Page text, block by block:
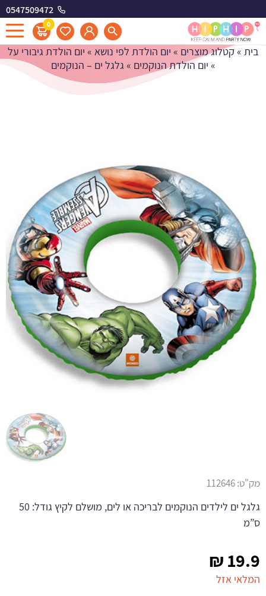
0547509472
0
גלגל ים - הנוקמים
בית » קטלוג מוצרים » יום הולדת לפי נושא » יום הולדת גיבורי על
» יום הולדת הנוקמים » גלגל ים – הנוקמים
19.9
₪
המלאי אזל
מק"ט:112646
גלגל ים לילדים הנוקמים לבריכה או לים, מושלם לקיץ גודל: 50
ס”מ